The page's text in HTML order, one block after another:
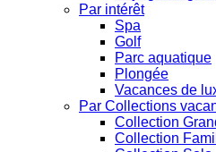
Par intérêt
Spa
Golf
Parc aquatique
Plongée
Vacances de
Par Collections
Collection
Collection